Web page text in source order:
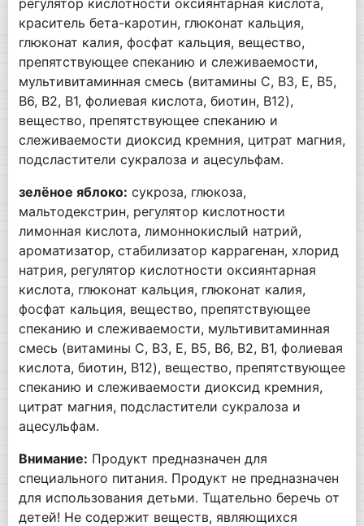
краситель бета-каротин, глюконат кальция,
глюконат калия, фосфат кальция, вещество,
препятствующее спеканию и слеживаемости,
мультивитаминная смесь (витамины C, B3, E, B5,
B6, B2, B1, фолиевая кислота, биотин, B12),
вещество, препятствующее спеканию и
слеживаемости диоксид кремния, цитрат магния,
подсластители сукралоза и ацесульфам.
зелёное яблоко: сукроза, глюкоза,
мальтодекстрин, регулятор кислотности
лимонная кислота, лимоннокислый натрий,
ароматизатор, стабилизатор каррагенан, хлорид
натрия, регулятор кислотности оксиянтарная
кислота, глюконат кальция, глюконат калия,
фосфат кальция, вещество, препятствующее
спеканию и слеживаемости, мультивитаминная
смесь (витамины C, B3, E, B5, B6, B2, B1, фолиевая
кислота, биотин, B12), вещество, препятствующее
спеканию и слеживаемости диоксид кремния,
цитрат магния, подсластители сукралоза и
ацесульфам.
Внимание: Продукт предназначен для
специального питания. Продукт не предназначен
для использования детьми. Тщательно беречь от
детей! Не содержит веществ, являющихся